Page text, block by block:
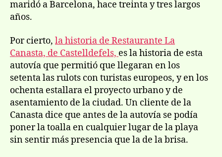
maridó a Barcelona, hace treinta y tres largos
años.
Por cierto, la historia de Restaurante La
Canasta, de Castelldefels, es la historia de esta
autoví­a que permitió que llegaran en los
setenta las rulots con turistas europeos, y en los
ochenta estallara el proyecto urbano y de
asentamiento de la ciudad. Un cliente de la
Canasta dice que antes de la autoví­a se podí­a
poner la toalla en cualquier lugar de la playa
sin sentir más presencia que la de la brisa.